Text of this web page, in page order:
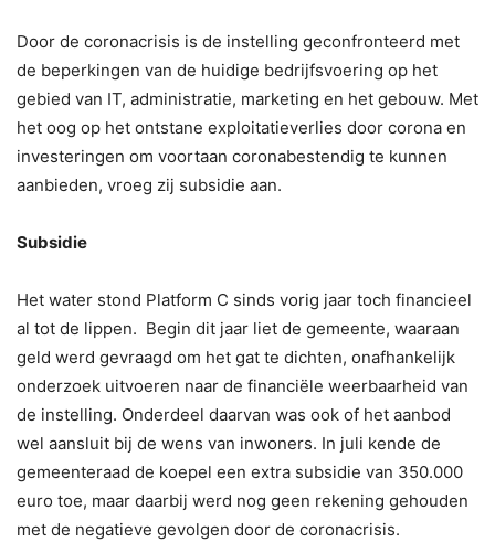
Door de coronacrisis is de instelling geconfronteerd met
de beperkingen van de huidige bedrijfsvoering op het
gebied van IT, administratie, marketing en het gebouw. Met
het oog op het ontstane exploitatieverlies door corona en
investeringen om voortaan coronabestendig te kunnen
aanbieden, vroeg zij subsidie aan.
Subsidie
Het water stond Platform C sinds vorig jaar toch financieel
al tot de lippen. Begin dit jaar liet de gemeente, waaraan
geld werd gevraagd om het gat te dichten, onafhankelijk
onderzoek uitvoeren naar de financiële weerbaarheid van
de instelling. Onderdeel daarvan was ook of het aanbod
wel aansluit bij de wens van inwoners. In juli kende de
gemeenteraad de koepel een extra subsidie van 350.000
euro toe, maar daarbij werd nog geen rekening gehouden
met de negatieve gevolgen door de coronacrisis.